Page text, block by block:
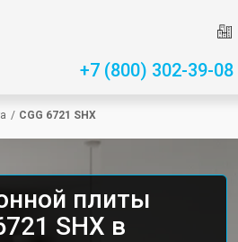
+7 (800) 302-39-08
/ CGG 6721 SHX
плиты
SHX в